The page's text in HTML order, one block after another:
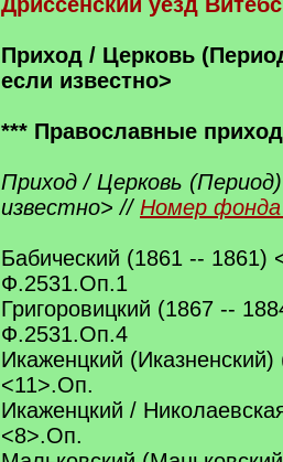
Приход / Церковь
если известно>
*** Православные
Приход / Церковь
известно> // Номер
Бабический (1861 --
Ф.2531.Оп.1
Григоровицкий (1867 --
Ф.2531.Оп.4
Икаженцкий
<11>.Оп.
Икаженцкий /
<8>.Оп.